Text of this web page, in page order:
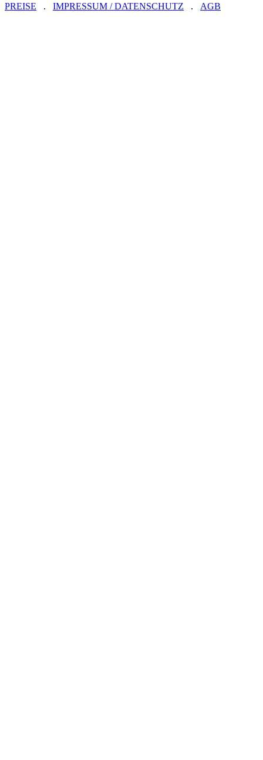
PREISE . IMPRESSUM / DATENSCHUTZ . AGB